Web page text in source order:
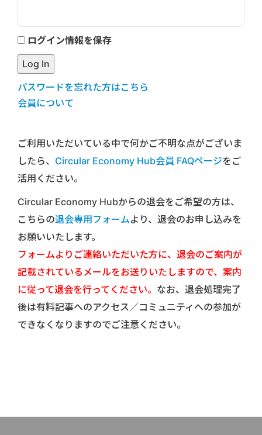
ログイン情報を保存
パスワードを忘れた方はこちら
会員について
ご利用いただいている中で何かご不明な点がございま
したら、 Circular Economy Hub会員 FAQページをご
活用ください。
Circular Economy Hubからの退会をご希望の方は、
こちらの退会専用フォームより、退会のお申し込みを
お願いいたします。
フォームよりご連絡いただいた方に、退会のご案内が
記載されているメールをお送りいたしますので、案内
に従って退会を行ってください。 なお、退会処理完了
後は有料記事へのアクセス／コミュニティへの参加が
できなくなりますのでご注意ください。